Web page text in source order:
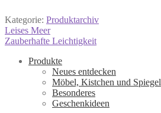
Kategorie: Produktarchiv
Beitragsnavigation
Vorheriger
Beitrag:
Leises Meer
Nächster
Zauberhafte Leichtigkeit
Produkte
Neues entdecken
Möbel, Kistchen und Spiegel
Besonderes
Geschenkideen